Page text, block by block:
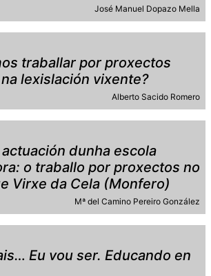
José Manuel Dopazo Mella
traballar por proxectos
lexislación vixente?
Alberto Sacido Romero
dunha escola
o traballo por proxectos no
Virxe da Cela (Monfero)
Mª del Camino Pereiro González
Eu vou ser. Educando en